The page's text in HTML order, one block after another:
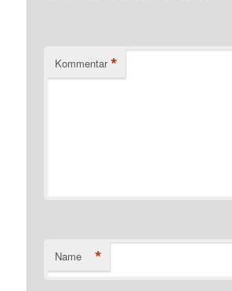
Kommentar *
Name *